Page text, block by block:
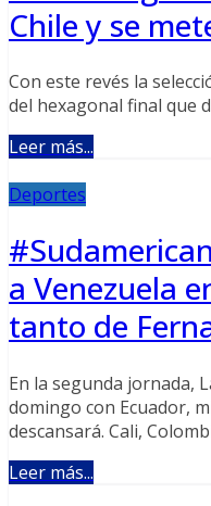
Chile y se
Con este revés la
del hexagonal final que
Leer más...
Deportes
a Venezuela
tanto de
En la segunda jornada,
domingo con Ecuador,
descansará. Cali,
Leer más...